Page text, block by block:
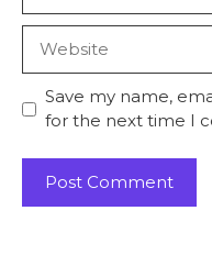
Save my name,
for the next time I